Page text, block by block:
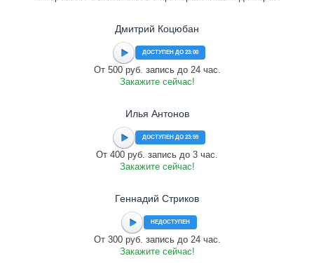
Дмитрий Коцюбан
ДОСТУПЕН ДО 23:00
От 500 руб. запись до 24 час.
Закажите сейчас!
Илья Антонов
ДОСТУПЕН ДО 23:59
От 400 руб. запись до 3 час.
Закажите сейчас!
Геннадий Стриков
НЕДОСТУПЕН
От 300 руб. запись до 24 час.
Закажите сейчас!